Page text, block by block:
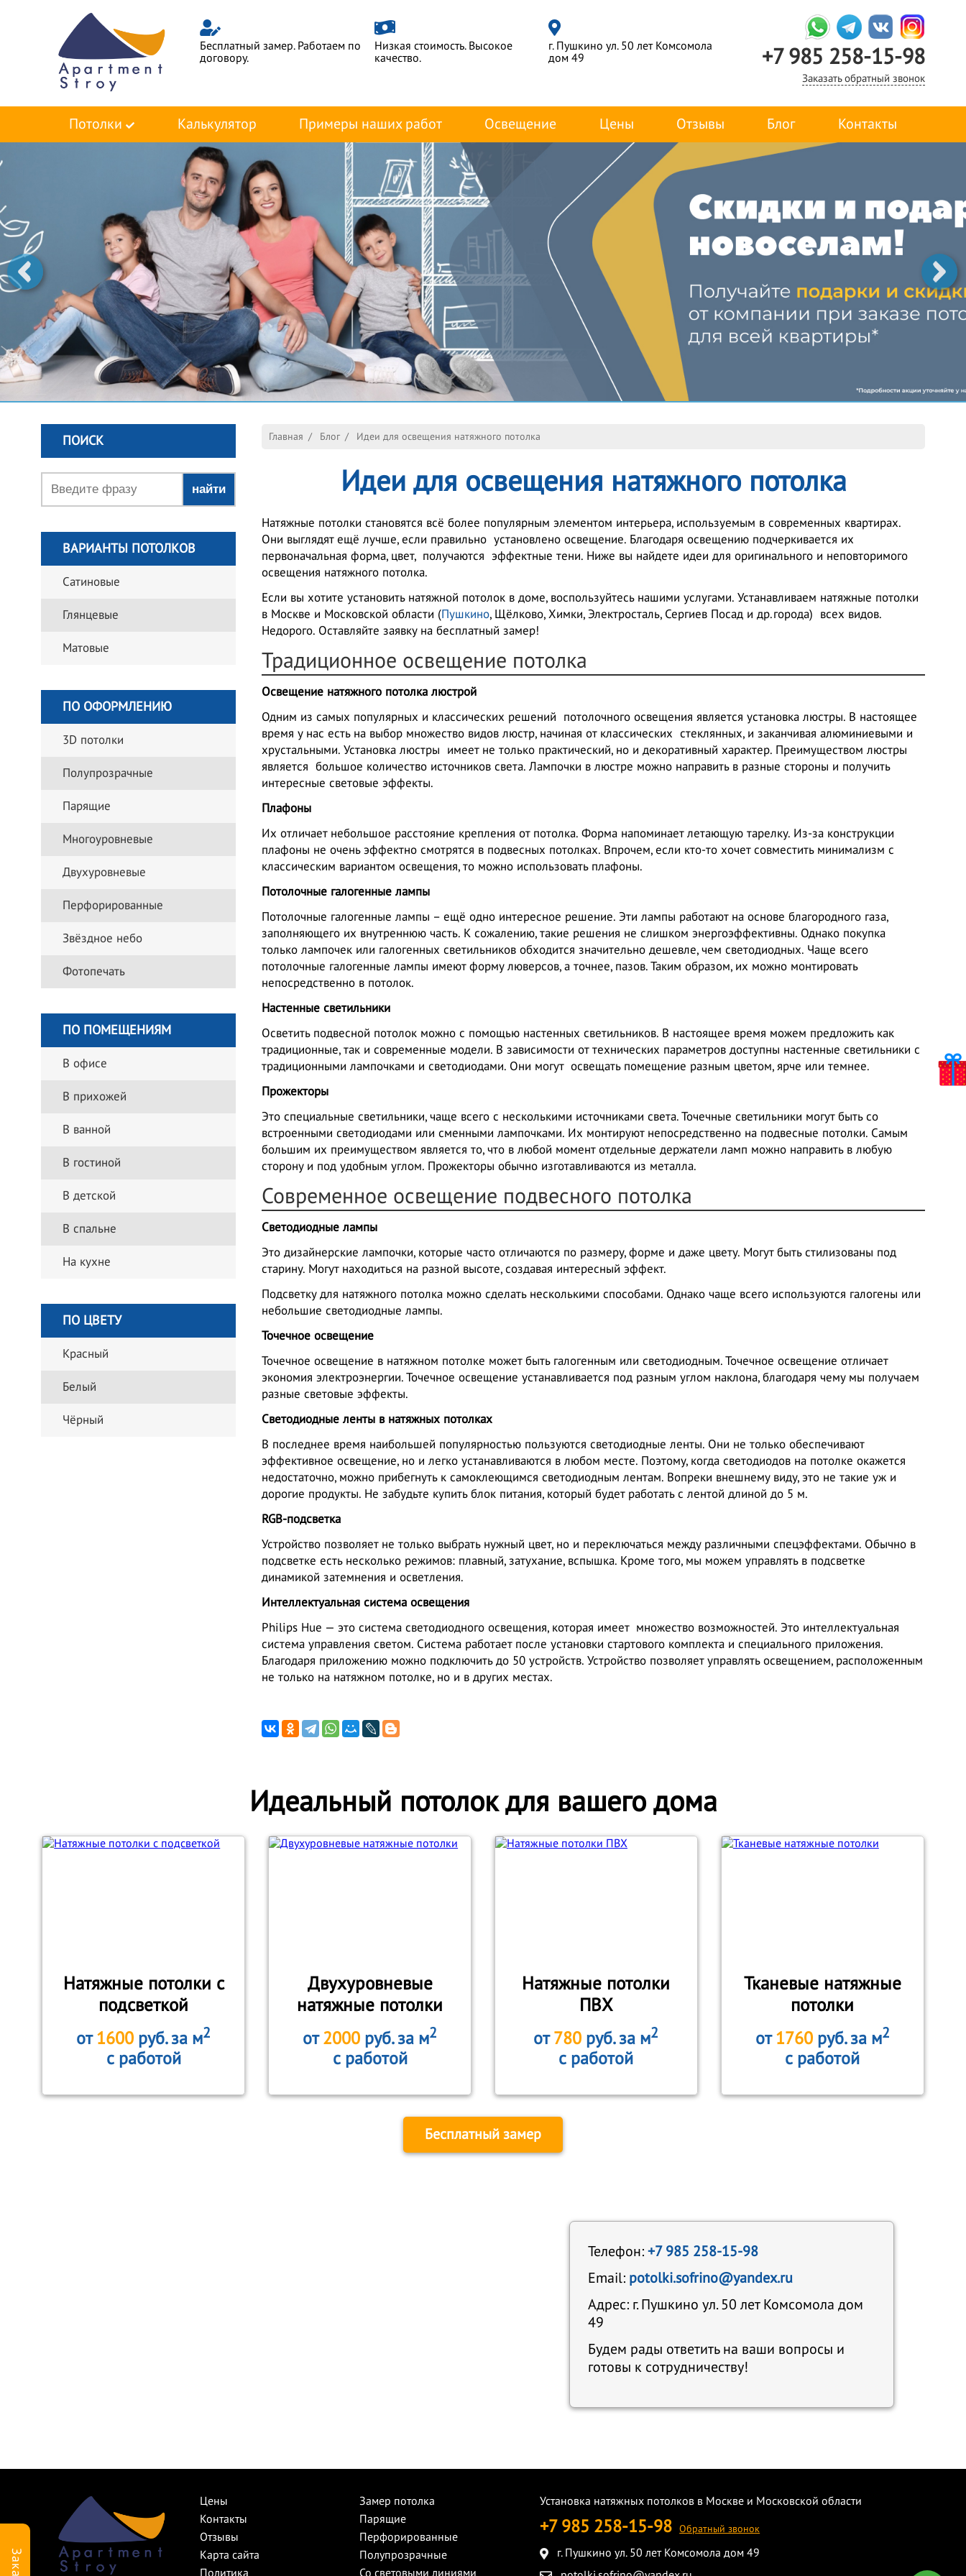
Бесплатный замер. Работаем по
договору.
Низкая стоимость. Высокое
качество.
г. Пушкино ул. 50 лет Комсомола
дом 49
+7 985 258-15-98
Заказать обратный звонок
Потолки Калькулятор Примеры наших работ Освещение Цены Отзывы Блог Контакты
ПОИСК
ВАРИАНТЫ ПОТОЛКОВ
Сатиновые
Глянцевые
Матовые
ПО ОФОРМЛЕНИЮ
3D потолки
Полупрозрачные
Парящие
Многоуровневые
Двухуровневые
Перфорированные
Звёздное небо
Фотопечать
ПО ПОМЕЩЕНИЯМ
В офисе
В прихожей
В ванной
В гостиной
В детской
В спальне
На кухне
ПО ЦВЕТУ
Красный
Белый
Чёрный
Главная / Блог / Идеи для освещения натяжного потолка
Идеи для освещения натяжного потолка
Натяжные потолки становятся всё более популярным элементом интерьера, используемым в современных квартирах.
Они выглядят ещё лучше, если правильно установлено освещение. Благодаря освещению подчеркивается их
первоначальная форма, цвет, получаются эффектные тени. Ниже вы найдете идеи для оригинального и неповторимого
освещения натяжного потолка.
Если вы хотите установить натяжной потолок в доме, воспользуйтесь нашими услугами. Устанавливаем натяжные потолки
в Москве и Московской области (Пушкино, Щёлково, Химки, Электросталь, Сергиев Посад и др.города) всех видов.
Недорого. Оставляйте заявку на бесплатный замер!
Традиционное освещение потолка
Освещение натяжного потолка люстрой
Одним из самых популярных и классических решений потолочного освещения является установка люстры. В настоящее
время у нас есть на выбор множество видов люстр, начиная от классических стеклянных, и заканчивая алюминиевыми и
хрустальными. Установка люстры имеет не только практический, но и декоративный характер. Преимуществом люстры
является большое количество источников света. Лампочки в люстре можно направить в разные стороны и получить
интересные световые эффекты.
Плафоны
Их отличает небольшое расстояние крепления от потолка. Форма напоминает летающую тарелку. Из-за конструкции
плафоны не очень эффектно смотрятся в подвесных потолках. Впрочем, если кто-то хочет совместить минимализм с
классическим вариантом освещения, то можно использовать плафоны.
Потолочные галогенные лампы
Потолочные галогенные лампы – ещё одно интересное решение. Эти лампы работают на основе благородного газа,
заполняющего их внутреннюю часть. К сожалению, такие решения не слишком энергоэффективны. Однако покупка
только лампочек или галогенных светильников обходится значительно дешевле, чем светодиодных. Чаще всего
потолочные галогенные лампы имеют форму люверсов, а точнее, пазов. Таким образом, их можно монтировать
непосредственно в потолок.
Настенные светильники
Осветить подвесной потолок можно с помощью настенных светильников. В настоящее время можем предложить как
традиционные, так и современные модели. В зависимости от технических параметров доступны настенные светильники с
традиционными лампочками и светодиодами. Они могут освещать помещение разным цветом, ярче или темнее.
Прожекторы
Это специальные светильники, чаще всего с несколькими источниками света. Точечные светильники могут быть со
встроенными светодиодами или сменными лампочками. Их монтируют непосредственно на подвесные потолки. Самым
большим их преимуществом является то, что в любой момент отдельные держатели ламп можно направить в любую
сторону и под удобным углом. Прожекторы обычно изготавливаются из металла.
Современное освещение подвесного потолка
Светодиодные лампы
Это дизайнерские лампочки, которые часто отличаются по размеру, форме и даже цвету. Могут быть стилизованы под
старину. Могут находиться на разной высоте, создавая интересный эффект.
Подсветку для натяжного потолка можно сделать несколькими способами. Однако чаще всего используются галогены или
небольшие светодиодные лампы.
Точечное освещение
Точечное освещение в натяжном потолке может быть галогенным или светодиодным. Точечное освещение отличает
экономия электроэнергии. Точечное освещение устанавливается под разным углом наклона, благодаря чему мы получаем
разные световые эффекты.
Светодиодные ленты в натяжных потолках
В последнее время наибольшей популярностью пользуются светодиодные ленты. Они не только обеспечивают
эффективное освещение, но и легко устанавливаются в любом месте. Поэтому, когда светодиодов на потолке окажется
недостаточно, можно прибегнуть к самоклеющимся светодиодным лентам. Вопреки внешнему виду, это не такие уж и
дорогие продукты. Не забудьте купить блок питания, который будет работать с лентой длиной до 5 м.
RGB-подсветка
Устройство позволяет не только выбрать нужный цвет, но и переключаться между различными спецэффектами. Обычно в
подсветке есть несколько режимов: плавный, затухание, вспышка. Кроме того, мы можем управлять в подсветке
динамикой затемнения и осветления.
Интеллектуальная система освещения
Philips Hue — это система светодиодного освещения, которая имеет множество возможностей. Это интеллектуальная
система управления светом. Система работает после установки стартового комплекта и специального приложения.
Благодаря приложению можно подключить до 50 устройств. Устройство позволяет управлять освещением, расположенным
не только на натяжном потолке, но и в других местах.
Идеальный потолок для вашего дома
Натяжные потолки с
подсветкой
от1600 руб. за м2
с работой
Двухуровневые
натяжные потолки
от2000 руб. за м2
с работой
Натяжные потолки
ПВХ
от780 руб. за м2
с работой
Тканевые натяжные
потолки
от1760руб. за м2
с работой
Бесплатный замер
Телефон: +7 985 258-15-98
Email: potolki.sofrino@yandex.ru
Адрес: г. Пушкино ул. 50 лет Комсомола дом
49
Будем рады ответить на ваши вопросы и
готовы к сотрудничеству!
Цены
Контакты
Отзывы
Карта сайта
Политика
Замер потолка
Парящие
Перфорированные
Полупрозрачные
Со световыми линиями
Установка натяжных потолков в Москве и Московской области
+7 985 258-15-98 Обратный звонок
г. Пушкино ул. 50 лет Комсомола дом 49